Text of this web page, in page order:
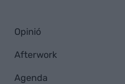
Opinió
Afterwork
Agenda